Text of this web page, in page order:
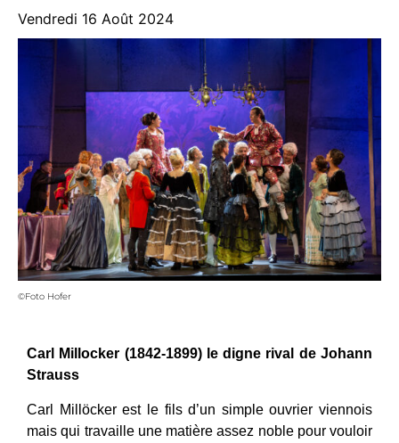
Vendredi 16 Août 2024
©Foto Hofer
Carl Millocker (1842-1899) le digne rival de Johann
Strauss
Carl Millöcker est le fils d’un simple ouvrier viennois
mais qui travaille une matière assez noble pour vouloir